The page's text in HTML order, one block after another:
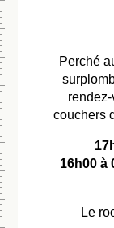
Perché
couchers
16h00 à
Le